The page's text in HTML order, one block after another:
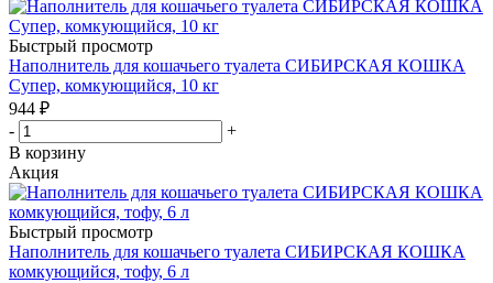
Быстрый просмотр
Наполнитель для кошачьего туалета СИБИРСКАЯ КОШКА
Супер, комкующийся, 10 кг
944 ₽
-
+
В корзину
Акция
Быстрый просмотр
Наполнитель для кошачьего туалета СИБИРСКАЯ КОШКА
комкующийся, тофу, 6 л